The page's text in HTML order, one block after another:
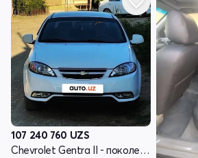
107 240 760 UZS
Chevrolet Gentra II - поколение